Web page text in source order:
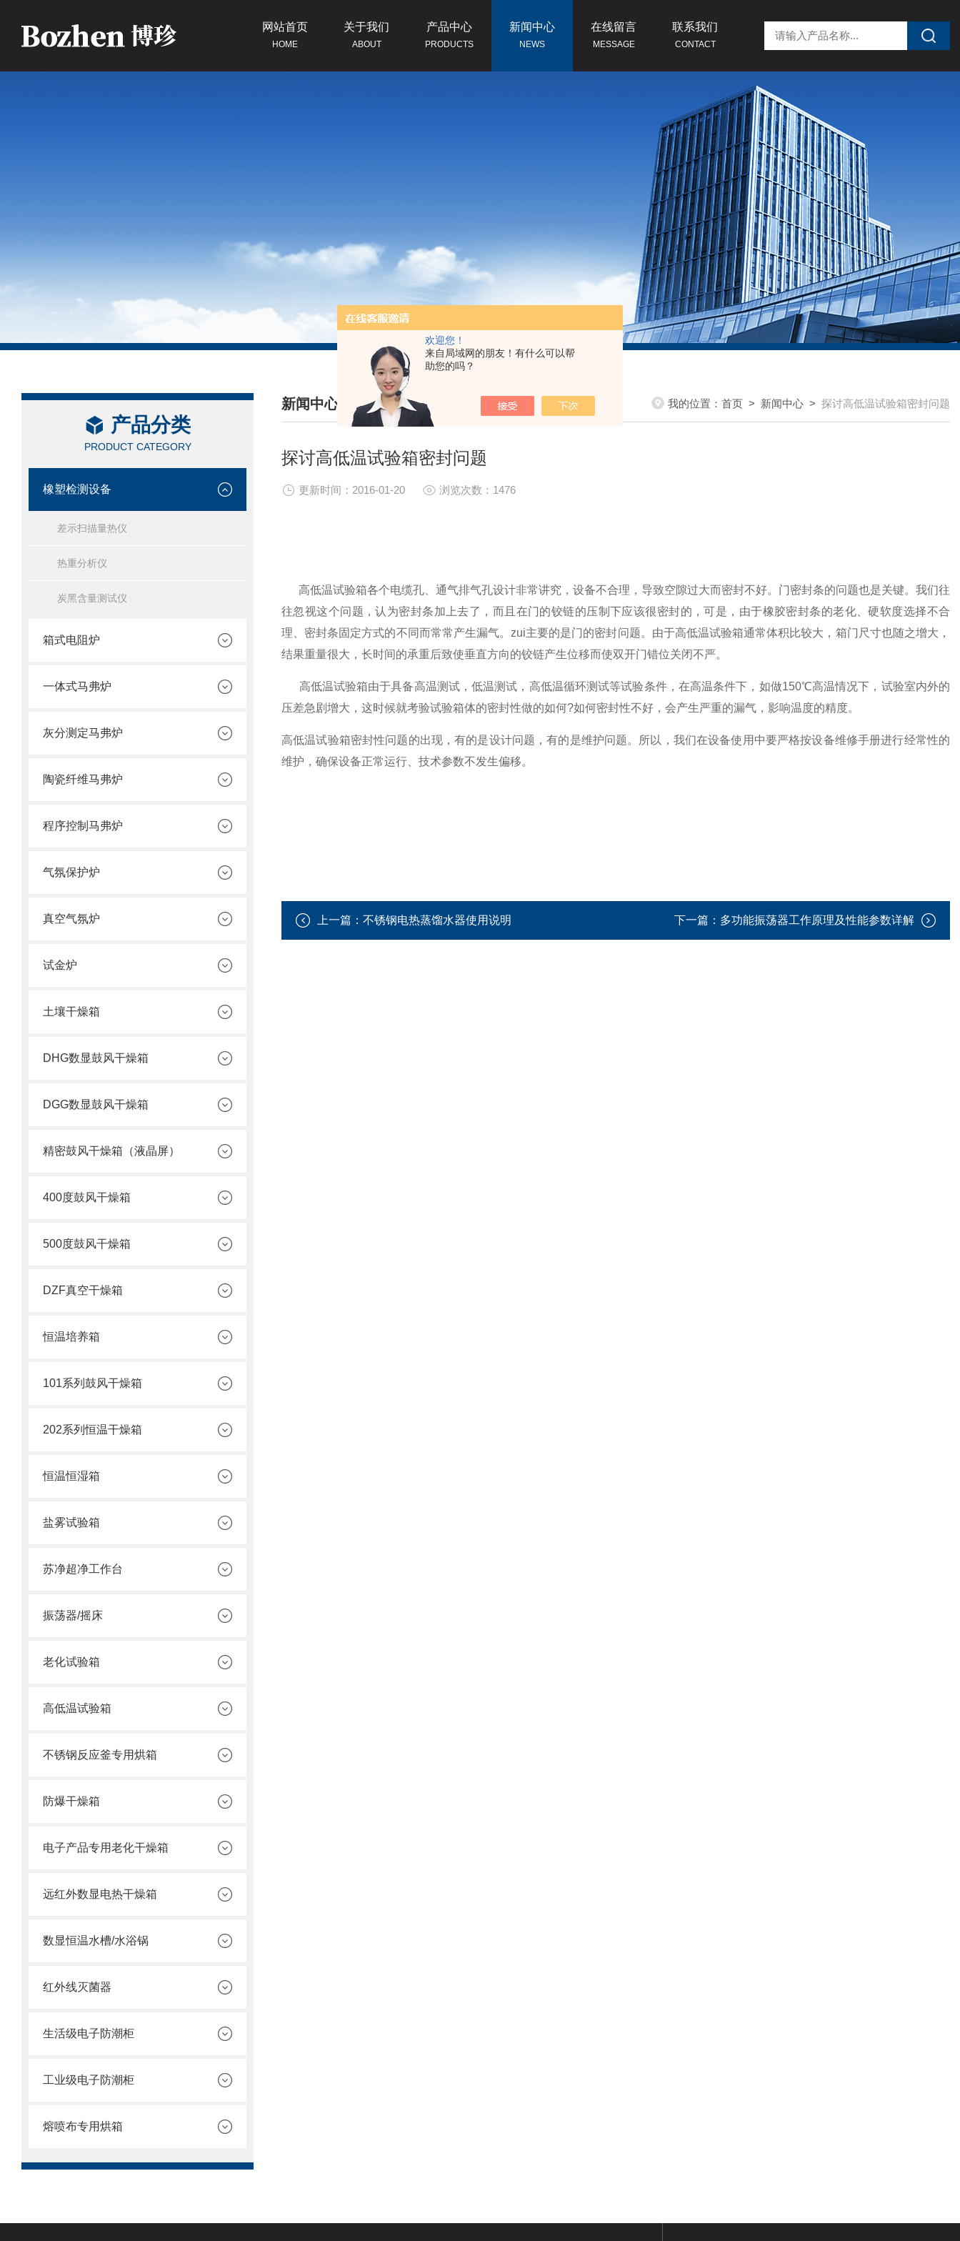
欢迎您！
来自局域网的朋友！有什么可以帮
助您的吗？
网站首页
HOME
关于我们
ABOUT
产品中心
PRODUCTS
新闻中心
NEWS
在线留言
MESSAGE
联系我们
CONTACT
产品分类
PRODUCT CATEGORY
橡塑检测设备
差示扫描量热仪
热重分析仪
炭黑含量测试仪
箱式电阻炉
一体式马弗炉
灰分测定马弗炉
陶瓷纤维马弗炉
程序控制马弗炉
气氛保护炉
真空气氛炉
试金炉
土壤干燥箱
DHG数显鼓风干燥箱
DGG数显鼓风干燥箱
精密鼓风干燥箱（液晶屏）
400度鼓风干燥箱
500度鼓风干燥箱
DZF真空干燥箱
恒温培养箱
101系列鼓风干燥箱
202系列恒温干燥箱
恒温恒湿箱
盐雾试验箱
苏净超净工作台
振荡器/摇床
老化试验箱
高低温试验箱
不锈钢反应釜专用烘箱
防爆干燥箱
电子产品专用老化干燥箱
远红外数显电热干燥箱
数显恒温水槽/水浴锅
红外线灭菌器
生活级电子防潮柜
工业级电子防潮柜
熔喷布专用烘箱
新闻中心
/ NEWS CENTER
我的位置： 首页 > 新闻中心 > 探讨高低温试验箱密封问题
探讨高低温试验箱密封问题
更新时间：2016-01-20 浏览次数：1476
高低温试验箱各个电缆孔、通气排气孔设计非常讲究，设备不合理，导致空隙过大而密封不好。门密封条的问题也是关键。我们往
往忽视这个问题，认为密封条加上去了，而且在门的铰链的压制下应该很密封的，可是，由于橡胶密封条的老化、硬软度选择不合
理、密封条固定方式的不同而常常产生漏气。zui主要的是门的密封问题。由于高低温试验箱通常体积比较大，箱门尺寸也随之增大，
结果重量很大，长时间的承重后致使垂直方向的铰链产生位移而使双开门错位关闭不严。
高低温试验箱由于具备高温测试，低温测试，高低温循环测试等试验条件，在高温条件下，如做150℃高温情况下，试验室内外的
压差急剧增大，这时候就考验试验箱体的密封性做的如何?如何密封性不好，会产生严重的漏气，影响温度的精度。
高低温试验箱密封性问题的出现，有的是设计问题，有的是维护问题。所以，我们在设备使用中要严格按设备维修手册进行经常性的
维护，确保设备正常运行、技术参数不发生偏移。
上一篇： 不锈钢电热蒸馏水器使用说明 下一篇： 多功能振荡器工作原理及性能参数详解